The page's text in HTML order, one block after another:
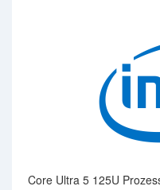
Core Ultra 5 125U